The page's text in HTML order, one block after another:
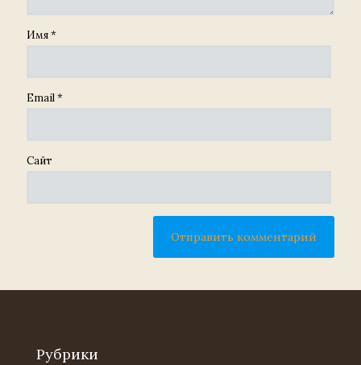
Имя*
Email*
Сайт
Рубрики